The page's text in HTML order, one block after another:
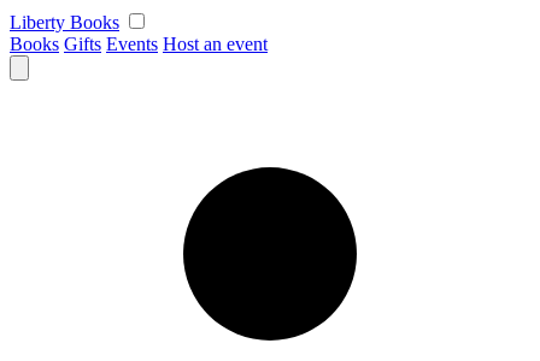
Skip
to
content
Liberty Books
Books Gifts Events Host an event